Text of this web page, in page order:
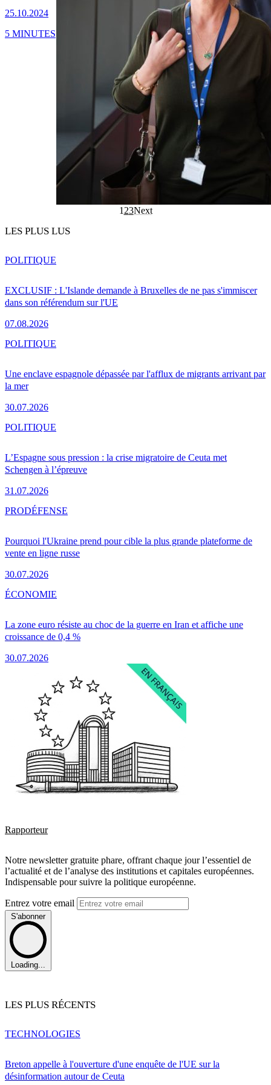
25.10.2024
5 MINUTES
1 23Next
LES PLUS LUS
EXCLUSIF : L'Islande demande à Bruxelles de ne pas s'immiscer
dans son référendum sur l'UE
07.08.2026
POLITIQUE
Une enclave espagnole dépassée par l'afflux de migrants arrivant par
la mer
30.07.2026
POLITIQUE
L’Espagne sous pression : la crise migratoire de Ceuta met
Schengen à l’épreuve
31.07.2026
POLITIQUE
Pourquoi l'Ukraine prend pour cible la plus grande plateforme de
vente en ligne russe
30.07.2026
PRODÉFENSE
La zone euro résiste au choc de la guerre en Iran et affiche une
croissance de 0,4 %
30.07.2026
ÉCONOMIE
Rapporteur
Notre newsletter gratuite phare, offrant chaque jour l’essentiel de
l’actualité et de l’analyse des institutions et capitales européennes.
Indispensable pour suivre la politique européenne.
Entrez votre email
S'abonner
Loading...
LES PLUS RÉCENTS
Breton appelle à l'ouverture d'une enquête de l'UE sur la
désinformation autour de Ceuta
TECHNOLOGIES